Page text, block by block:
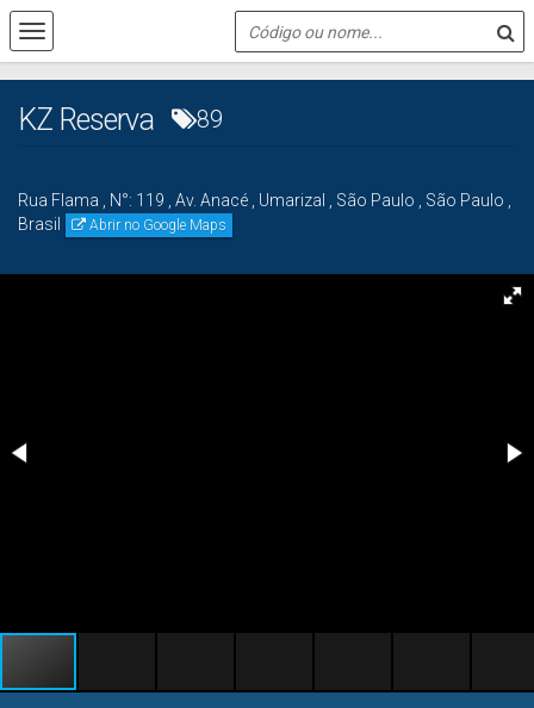
KZ Reserva 89
Rua Flama N°: 119 Av. Anacé Umarizal São Paulo São Paulo
Brasil
Abrir no Google Maps